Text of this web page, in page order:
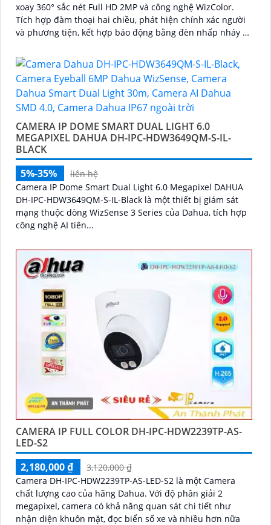
xoay 360° sắc nét Full HD 2MP và công nghệ WizColor.
Tích hợp đàm thoại hai chiều, phát hiện chính xác người
và phương tiện, kết hợp báo động bằng đèn nhấp nháy và
CAMERA IP DOME SMART DUAL LIGHT 6.0
MEGAPIXEL DAHUA DH-IPC-HDW3649QM-S-IL-
BLACK
5%-35%
liên hệ
Camera IP Dome Smart Dual Light 6.0 Megapixel DAHUA
DH-IPC-HDW3649QM-S-IL-Black là một thiết bị giám sát
mạng thuộc dòng WizSense 3 Series của Dahua, tích hợp
công nghệ AI tiên...
CAMERA IP FULL COLOR DH-IPC-HDW2239TP-AS-
LED-S2
2,180,000 ₫
3,120,000 ₫
Camera DH-IPC-HDW2239TP-AS-LED-S2 là một Camera
chất lượng cao của hãng Dahua. Với độ phân giải 2
megapixel, camera có khả năng quan sát chi tiết như
nhận diện khuôn mặt, đọc biển số xe và nhiều hơn nữa